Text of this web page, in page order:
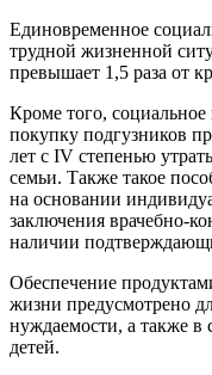
Единовременное
трудной жизненной
превышает 1,5 раза от
Кроме того, социальное
покупку подгузников
лет с IV степенью
семьи. Также такое
на основании
заключения врачебно-
наличии
Обеспечение
жизни предусмотрено
нуждаемости, а также в
детей.